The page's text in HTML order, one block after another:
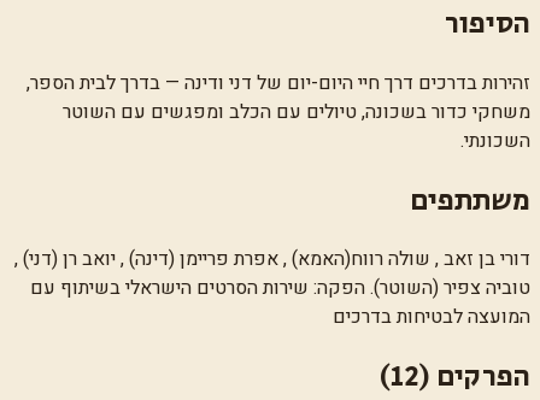
הסיפור
זהירות בדרכים דרך חיי היום-יום של דני ודינה — בדרך לבית הספר,
משחקי כדור בשכונה, טיולים עם הכלב ומפגשים עם השוטר
השכונתי.
משתתפים
דורי בן זאב , שולה רווח(האמא) , אפרת פריימן (דינה) , יואב רן (דני) ,
טוביה צפיר (השוטר). הפקה: שירות הסרטים הישראלי בשיתוף עם
המועצה לבטיחות בדרכים
הפרקים (12
)